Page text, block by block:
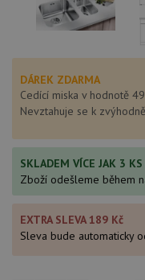
DÁREK ZDARMA
Cedící miska v hodnotě
Nevztahuje se k
SKLADEM VÍCE JAK 3 KS
Zboží odešleme během
EXTRA SLEVA 189 Kč
Sleva bude automaticky